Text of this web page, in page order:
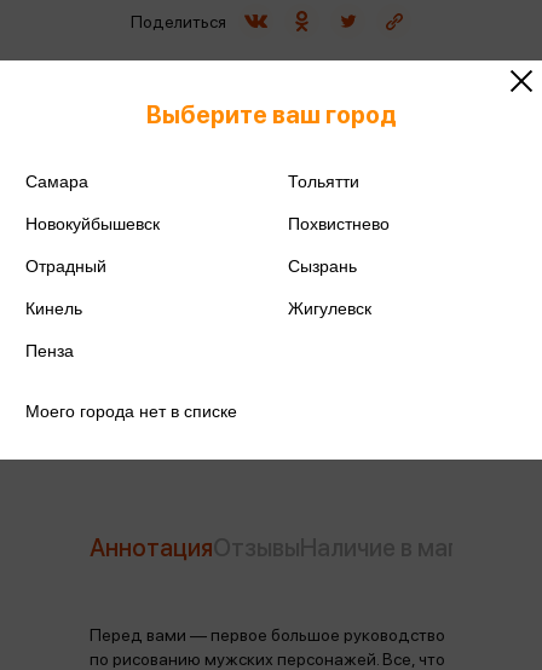
Издательство
Год издания
Поделиться
Аннотация
Перед вами — первое большое руководство
по рисованию мужских персонажей. Все, что
Выберите ваш город
Самара Тольятти
Новокуйбышевск Похвистнево
Отрадный Сызрань
Кинель Жигулевск
Пенза
Моего города нет в списке